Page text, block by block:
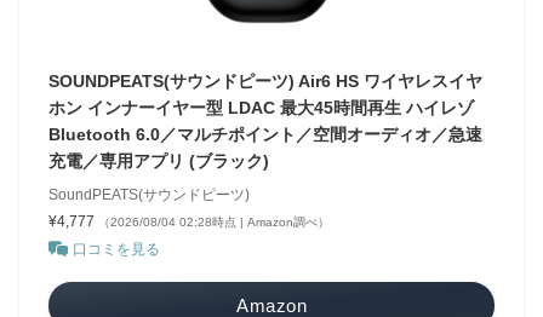
SOUNDPEATS(サウンドピーツ) Air6 HS ワイヤレスイヤ
ホン インナーイヤー型 LDAC 最大45時間再生 ハイレゾ
Bluetooth 6.0／マルチポイント／空間オーディオ／急速
充電／専用アプリ (ブラック)
SoundPEATS(サウンドピーツ)
¥4,777
（2026/08/04 02:28時点 | Amazon調べ）
口コミを見る
Amazon